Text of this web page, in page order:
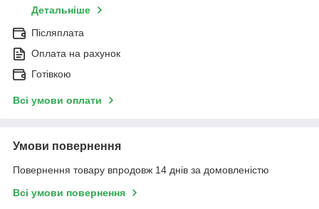
Детальніше
Післяплата
Оплата на рахунок
Готівкою
Всі умови оплати
Умови повернення
Повернення товару впродовж 14 днів за домовленістю
Всі умови повернення